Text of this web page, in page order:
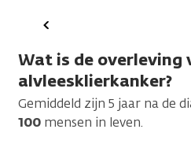
Vorige
Wat is de overleving
alvleesklierkanker?
Gemiddeld zijn 5 jaar na de
100 mensen in leven.